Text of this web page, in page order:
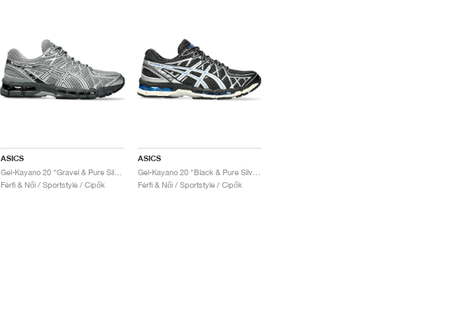
ASICS
Férfi & Női / Sportstyle / Cipők
ASICS
Férfi & Női / Sportstyle / Cipők